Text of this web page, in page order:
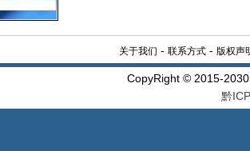
关于我们 - 联系方式- 版权声
CopyRight © 2015-
黔